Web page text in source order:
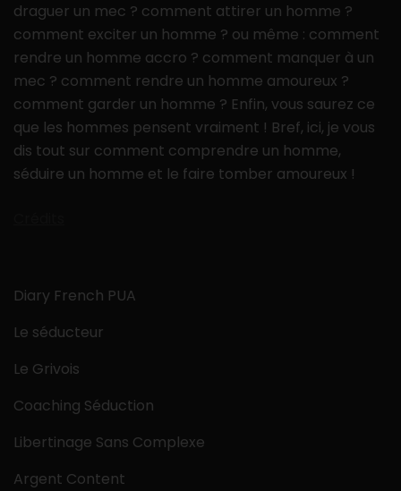
draguer un mec ? comment attirer un homme ?
comment exciter un homme ? ou même : comment
rendre un homme accro ? comment manquer à un
mec ? comment rendre un homme amoureux ?
comment garder un homme ? Enfin, vous saurez ce
que les hommes pensent vraiment ! Bref, ici, je vous
dis tout sur comment comprendre un homme,
séduire un homme et le faire tomber amoureux !
Diary French PUA
Le séducteur
Le Grivois
Coaching Séduction
Libertinage Sans Complexe
Argent Content